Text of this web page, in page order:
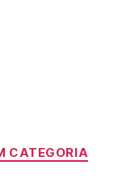
Categorias
CATEGORIA